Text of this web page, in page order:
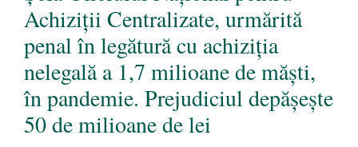
Achiziţii Centralizate, urmărită
penal în legătură cu achiziția
nelegală a 1,7 milioane de măști,
în pandemie. Prejudiciul depășește
50 de milioane de lei